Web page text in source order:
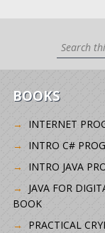
BOOKS
INTERNET
INTRO C#
INTRO JAVA
JAVA FOR
BOOK
PRACTICAL